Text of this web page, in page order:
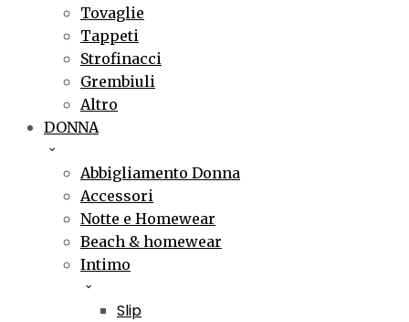
Tovaglie
Tappeti
Strofinacci
Grembiuli
Altro
DONNA
Abbigliamento Donna
Accessori
Notte e Homewear
Beach & homewear
Intimo
Slip